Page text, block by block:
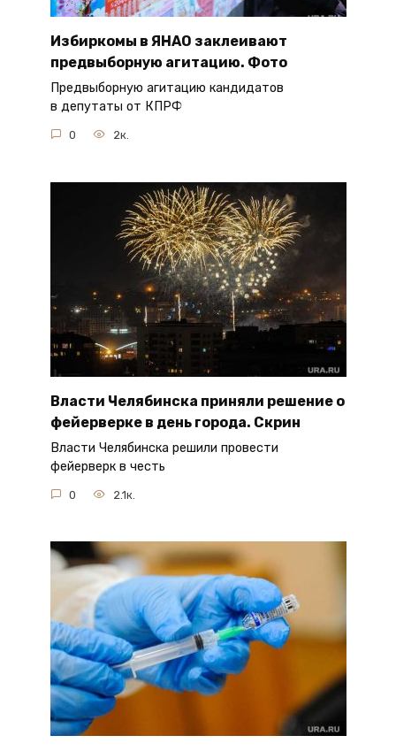
Избиркомы в ЯНАО заклеивают
предвыборную агитацию. Фото
Предвыборную агитацию кандидатов
в депутаты от КПРФ
0 2к.
Власти Челябинска приняли решение о
фейерверке в день города. Скрин
Власти Челябинска решили провести
фейерверк в честь
0 2.1к.